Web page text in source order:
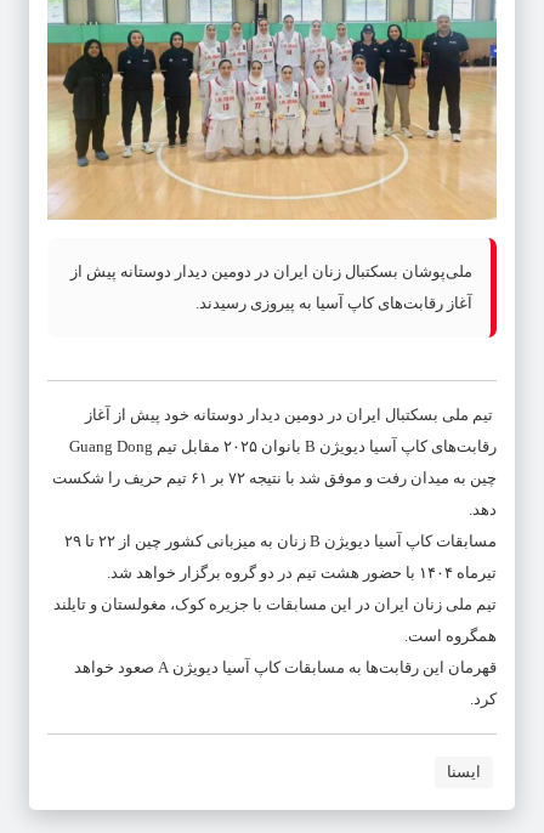
ملی‌پوشان بسکتبال زنان ایران در دومین دیدار دوستانه پیش از
آغاز رقابت‌های کاپ آسیا به پیروزی رسیدند.
تیم ملی بسکتبال ایران در دومین دیدار دوستانه خود پیش از آغاز
رقابت‌های کاپ آسیا دیویژن B بانوان ۲۰۲۵ مقابل تیم Guang Dong
چین به میدان رفت و موفق شد با نتیجه ۷۲ بر ۶۱ تیم حریف را شکست
دهد.
مسابقات کاپ آسیا دیویژن B زنان به میزبانی کشور چین از ۲۲ تا ۲۹
تیرماه ۱۴۰۴ با حضور هشت تیم در دو گروه برگزار خواهد شد.
تیم ملی زنان ایران در این مسابقات با جزیره کوک، مغولستان و تایلند
همگروه است.
قهرمان این رقابت‌ها به مسابقات کاپ آسیا دیویژن A صعود خواهد
کرد.
ایسنا